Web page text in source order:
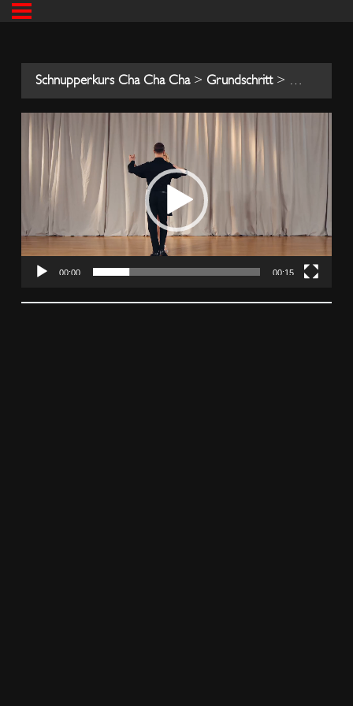
Schnupperkurs Cha Cha Cha Grundschritt
00:00 00:15